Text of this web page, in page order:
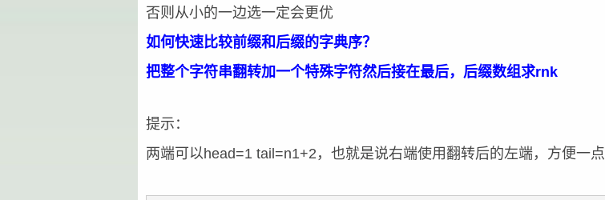
否则从小的一边选一定会更优
如何快速比较前缀和后缀的字典序？
把整个字符串翻转加一个特殊字符然后接在最后，后缀数组求rnk
提示：
两端可以head=1 tail=n1+2，也就是说右端使用翻转后的左端，方便一点